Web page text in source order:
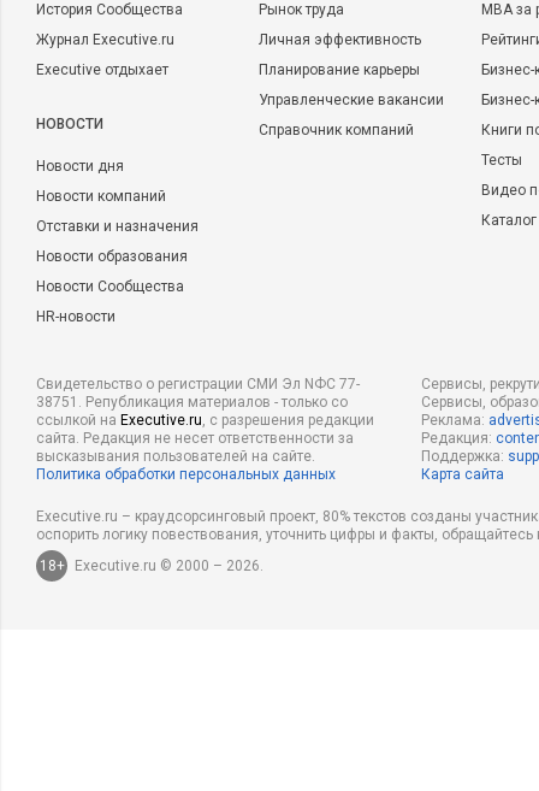
История Сообщества
Журнал Executive.ru
Executive отдыхает
НОВОСТИ
Новости дня
Новости компаний
Отставки и назначения
Новости образования
Новости Сообщества
HR-новости
Рынок труда
Личная эффективность
Планирование карьеры
Управленческие вакансии
Справочник компаний
MBA
Бизнес-
Книги
Тесты
Видео
Свидетельство о регистрации СМИ Эл NФС 77-
38751. Републикация материалов - только со
ссылкой на Executive.ru, с разрешения редакции
сайта. Редакция не несет ответственности за
высказывания пользователей на сайте.
Политика обработки персональных данных
Сервисы,
Сервисы,
Реклама:
Редакция:
Поддержка:
Карта сайта
Executive.ru – краудсорсинговый проект, 80% текстов созданы
оспорить логику повествования, уточнить цифры и факты,
18+
Executive.ru © 2000 – 2026.